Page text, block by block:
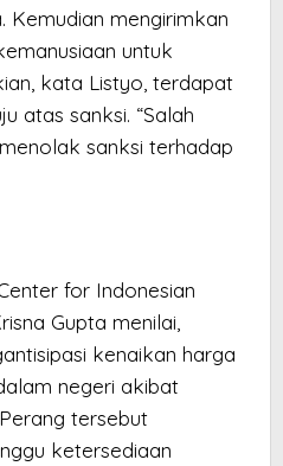
Kemudian mengirimkan
untuk
kata Listyo, terdapat
atas sanksi. “Salah
sanksi terhadap
for Indonesian
Gupta menilai,
kenaikan harga
negeri akibat
tersebut
ketersediaan